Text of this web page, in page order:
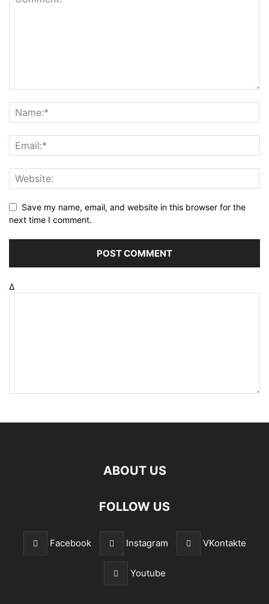
Save my name, email, and website in this browser for the
next time I comment.
Δ
ABOUT US
FOLLOW US
Facebook Instagram VKontakte
Youtube